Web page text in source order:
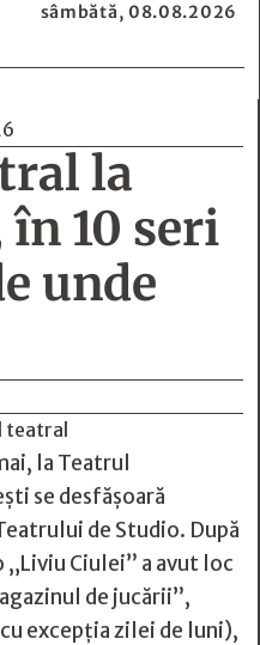
sâmbătă, 08.08.2026
la
10 seri
unde
la Teatrul
se desfășoară
de Studio. După
„Liviu Ciulei” a avut loc
de jucării”,
excepția zilei de luni),